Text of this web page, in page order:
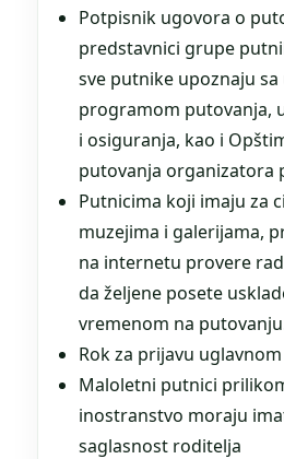
Potpisnik ugovora o
predstavnici grupe
sve putnike upoznaju
programom putovanja,
i osiguranja, kao i
putovanja organizatora
Putnicima koji imaju za
muzejima i galerijama,
na internetu provere
da željene posete
vremenom na
Rok za prijavu
Maloletni putnici
inostranstvo moraju
saglasnost roditelja